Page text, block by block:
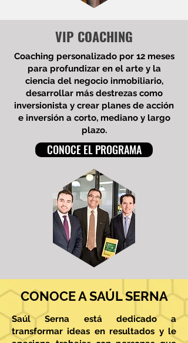
VIP COACHING
Coaching personalizado por 12 meses
para profundizar en el arte y la
ciencia del negocio inmobiliario,
desarrollar más destrezas como
inversionista y crear planes de acción
e inversión a corto, mediano y largo
plazo.
CONOCE EL PROGRAMA
CONOCE A SAÚL SERNA
Saúl Serna está dedicado a
transformar ideas en resultados y le